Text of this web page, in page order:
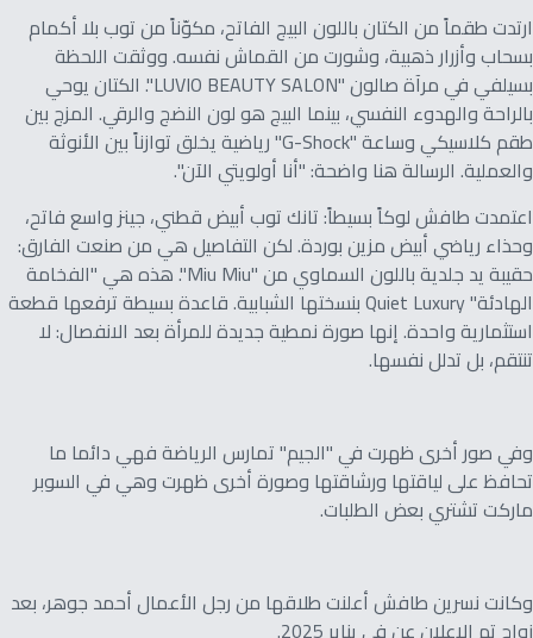
ارتدت طقماً من الكتان باللون البيج الفاتح، مكوّناً من توب بلا أكمام
بسحاب وأزرار ذهبية، وشورت من القماش نفسه. ووثقت اللحظة
بسيلفي في مرآة صالون "LUVIO BEAUTY SALON". الكتان يوحي
بالراحة والهدوء النفسي، بينما البيج هو لون النضج والرقي. المزج بين
طقم كلاسيكي وساعة "G-Shock" رياضية يخلق توازناً بين الأنوثة
والعملية. الرسالة هنا واضحة: "أنا أولويتي الآن".
اعتمدت طافش لوكاً بسيطاً: تانك توب أبيض قطني، جينز واسع فاتح،
وحذاء رياضي أبيض مزين بوردة. لكن التفاصيل هي من صنعت الفارق:
حقيبة يد جلدية باللون السماوي من "Miu Miu". هذه هي "الفخامة
الهادئة" Quiet Luxury بنسختها الشبابية. قاعدة بسيطة ترفعها قطعة
استثمارية واحدة. إنها صورة نمطية جديدة للمرأة بعد الانفصال: لا
تنتقم، بل تدلل نفسها.
وفي صور أخرى ظهرت في "الجيم" تمارس الرياضة فهي دائما ما
تحافظ على لياقتها ورشاقتها وصورة أخرى ظهرت وهي في السوبر
ماركت تشتري بعض الطلبات.
وكانت نسرين طافش أعلنت طلاقها من رجل الأعمال أحمد جوهر، بعد
زواج تم الإعلان عن في يناير 2025.